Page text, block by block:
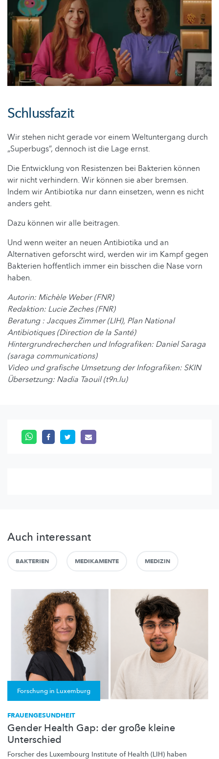
Schlussfazit
Wir stehen nicht gerade vor einem Weltuntergang durch
„Superbugs”, dennoch ist die Lage ernst.
Die Entwicklung von Resistenzen bei Bakterien können
wir nicht verhindern. Wir können sie aber bremsen.
Indem wir Antibiotika nur dann einsetzen, wenn es nicht
anders geht.
Dazu können wir alle beitragen.
Und wenn weiter an neuen Antibiotika und an
Alternativen geforscht wird, werden wir im Kampf gegen
Bakterien hoffentlich immer ein bisschen die Nase vorn
haben.
Autorin: Michèle Weber (FNR)
Redaktion: Lucie Zeches (FNR)
Beratung : Jacques Zimmer (LIH), Plan National
Antibiotiques (Direction de la Santé)
Hintergrundrecherchen und Infografiken: Daniel Saraga
(saraga communications)
Video und grafische Umsetzung der Infografiken: SKIN
Übersetzung: Nadia Taouil (t9n.lu)
Auch interessant
BAKTERIEN MEDIKAMENTE MEDIZIN
Forschung in Luxemburg
FRAUENGESUNDHEIT
Gender Health Gap: der große kleine
Unterschied
Forscher des Luxembourg Institute of Health (LIH) haben